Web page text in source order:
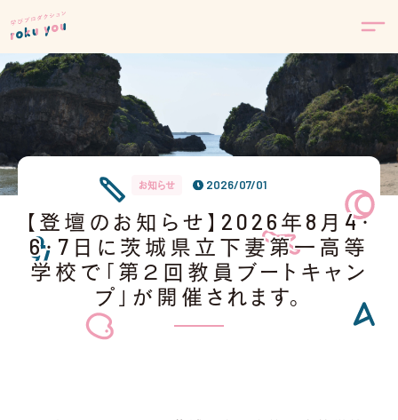
お知らせ 2026/07/01
【登壇のお知らせ】2026年8月4・
6・7日に茨城県立下妻第一高等
学校で「第２回教員ブートキャン
プ」が開催されます。